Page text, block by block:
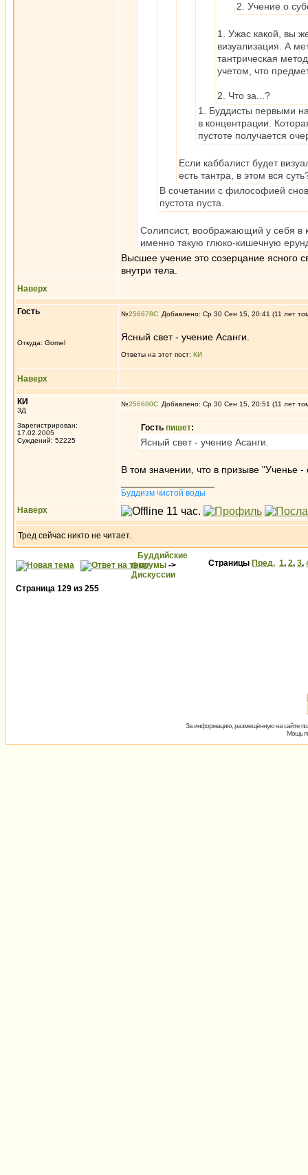
2. Учение о
1. Ужас какой, вы
визуализация. А
тантрическая
учетом, что
2. Что за...?
1. Буддисты первыми
в концентрации.
пустоте получается
Если каббалист будет
есть тантра, в этом вся
В сочетании с философией
пустота пуста.
Солипсист, воображающий у себя в
именно такую глюко-кишечную
Высшее учение это созерцание ясного
внутри тела.
Наверх
Гость
Откуда: Gomel
№256678 Добавлено: Ср 30 Сен 15, 20:41 (11 лет
Ясный свет - учение Асанги.
Ответы на этот пост: КИ
Наверх
КИ
3Д
Зарегистрирован:
17.02.2005
Суждений: 52225
№256680 Добавлено: Ср 30 Сен 15, 20:51 (11 лет
Гость пишет:
Ясный свет - учение Асанги.
В том значении, что в призыве "Ученье -
Буддизм чистой воды
Наверх
Тред сейчас никто не читает.
Буддийские
форумы ->
Дискуссии
Страницы Пред. 1, 2, 3,
Страница 129 из 255
За информацию, размещённую на сайте
Мощь